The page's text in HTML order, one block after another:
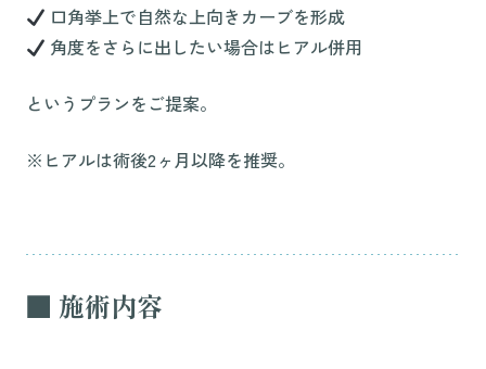
口角挙上で自然な上向きカーブを形成
角度をさらに出したい場合はヒアル併用
というプランをご提案。
※ヒアルは術後2ヶ月以降を推奨。
■ 施術内容